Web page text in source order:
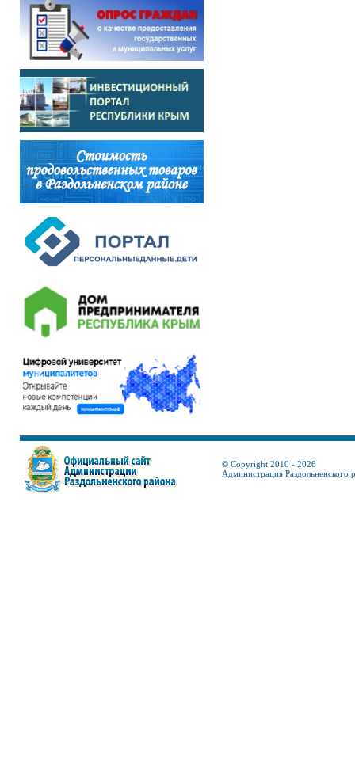
© Copyright 2010 - 2026
Администрация Раздольненского